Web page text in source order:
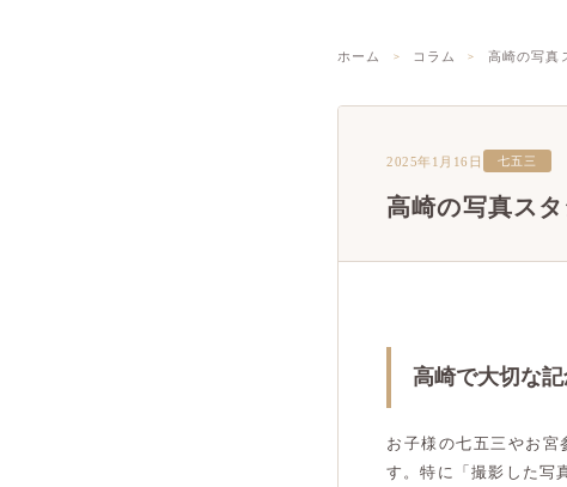
ホーム コラム 高崎の写真
2025年1月16日 七五三
高崎の写真ス
高崎で大切な
お子様の七五三やお
す。特に「撮影した写